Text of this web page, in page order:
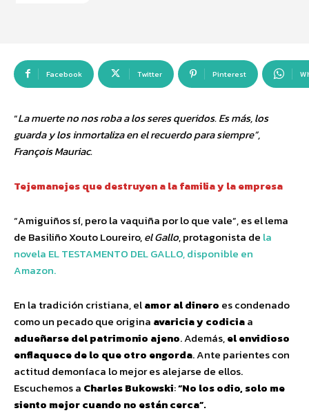
Facebook Twitter Pinterest
“La muerte no nos roba a los seres queridos. Es más, los
guarda y los inmortaliza en el recuerdo para siempre”,
François Mauriac.
Tejemanejes que destruyen a la familia y la empresa
“Amiguiños sí, pero la vaquiña por lo que vale”, es el lema
de Basiliño Xouto Loureiro,el Gallo, protagonista de la
novela EL TESTAMENTO DEL GALLO, disponible en
Amazon.
En la tradición cristiana, elamor al dinero es condenado
como un pecado que origina avaricia y codiciaa
adueñarse del patrimonio ajeno. Además,el envidioso
enflaquece de lo que otro engorda. Ante parientes con
actitud demoníaca lo mejor es alejarse de ellos.
Escuchemos a Charles Bukowski:“No los odio, solo me
siento mejor cuando no están cerca”.